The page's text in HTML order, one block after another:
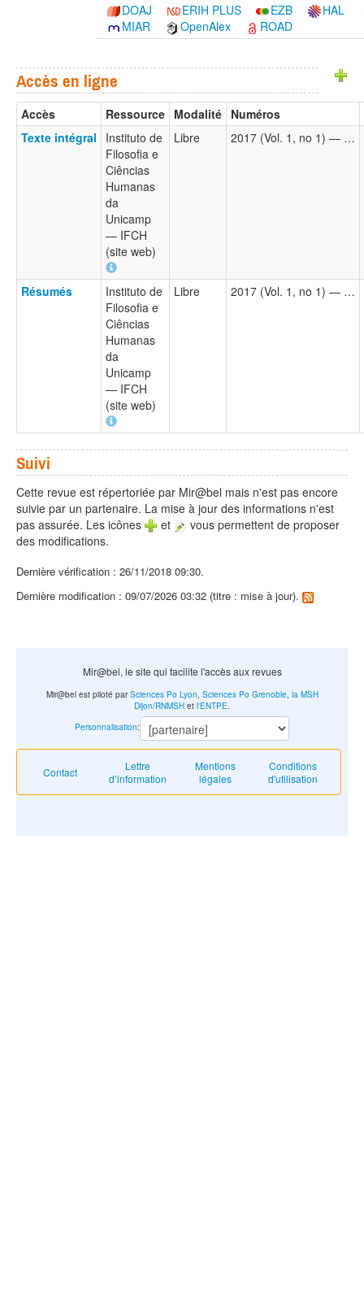
DOAJ
ERIH PLUS EZB
HAL
MIAR
OpenAlex ROAD
Accès en ligne
Accès Ressource Modalité Numéros
Texte intégral
Instituto de
Filosofia e
Ciências
Humanas
da
Unicamp
— IFCH
(site web)
Libre 2017 (Vol. 1, no 1) — …
Résumés
Instituto de
Filosofia e
Ciências
Humanas
da
Unicamp
— IFCH
(site web)
Libre 2017 (Vol. 1, no 1) — …
Suivi
Cette revue est répertoriée par Mir@bel mais n'est pas encore
suivie par un partenaire. La mise à jour des informations n'est
pas assurée. Les icônes
et
vous permettent de proposer
des modifications.
Dernière vérification : 26/11/2018 09:30.
Dernière modification : 09/07/2026 03:32 (titre : mise à jour).
Mir@bel, le site qui facilite l'accès aux revues
Contact
Lettre
d’information
Mentions
légales
Conditions
d'utilisation
Mir@bel est piloté parSciences Po Lyon, Sciences Po Grenoble, la MSH
Dijon/RNMSH et l'ENTPE.
Personnalisation: